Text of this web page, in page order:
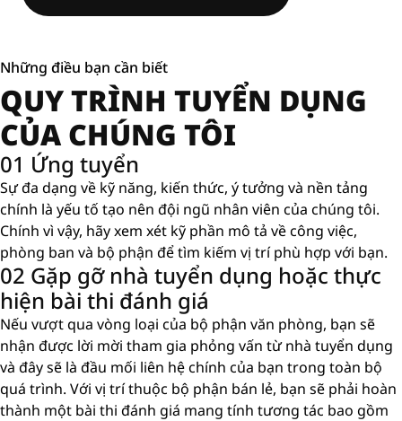
Những điều bạn cần biết
QUY TRÌNH TUYỂN DỤNG
CỦA CHÚNG TÔI
01 Ứng tuyển
Sự đa dạng về kỹ năng, kiến ​​thức, ý tưởng và nền tảng
chính là yếu tố tạo nên đội ngũ nhân viên của chúng tôi.
Chính vì vậy, hãy xem xét kỹ phần mô tả về công việc,
phòng ban và bộ phận để tìm kiếm vị trí phù hợp với bạn.
02 Gặp gỡ nhà tuyển dụng hoặc thực
hiện bài thi đánh giá
Nếu vượt qua vòng loại của bộ phận văn phòng, bạn sẽ
nhận được lời mời tham gia phỏng vấn từ nhà tuyển dụng
và đây sẽ là đầu mối liên hệ chính của bạn trong toàn bộ
quá trình. Với vị trí thuộc bộ phận bán lẻ, bạn sẽ phải hoàn
thành một bài thi đánh giá mang tính tương tác bao gồm